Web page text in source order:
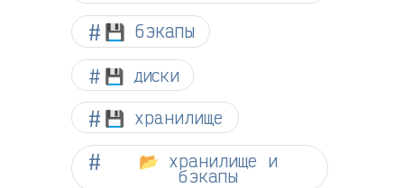
💾 бэкапы
💾 диски
💾 хранилище
📂 хранилище и
бэкапы